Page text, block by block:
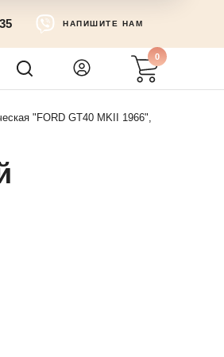
НАПИШИТЕ НАМ
0
"FORD GT40 MKII 1966",